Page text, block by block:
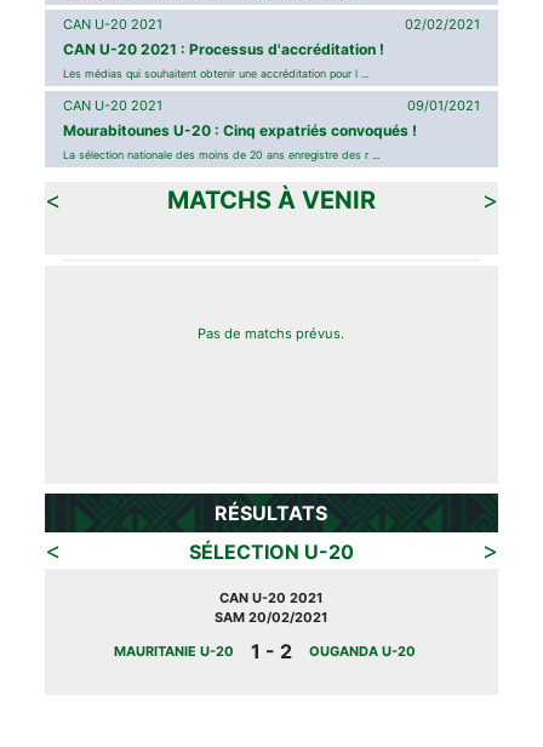
CAN U-20 2021 02/02/2021
CAN U-20 2021 : Processus d'accréditation !
Les médias qui souhaitent obtenir une accréditation pour l ...
CAN U-20 2021 09/01/2021
Mourabitounes U-20 : Cinq expatriés convoqués !
La sélection nationale des moins de 20 ans enregistre des r ...
< MATCHS À VENIR >
Pas de matchs prévus.
RÉSULTATS
< SÉLECTION U-20 >
CAN U-20 2021
SAM 20/02/2021
MAURITANIE U-20
1 - 2 OUGANDA U-20